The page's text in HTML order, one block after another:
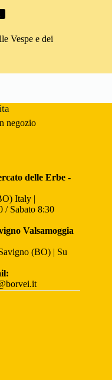
Vespe e dei
negozio
delle Erbe -
Italy |
/ Sabato 8:30
Valsamoggia
(BO) | Su